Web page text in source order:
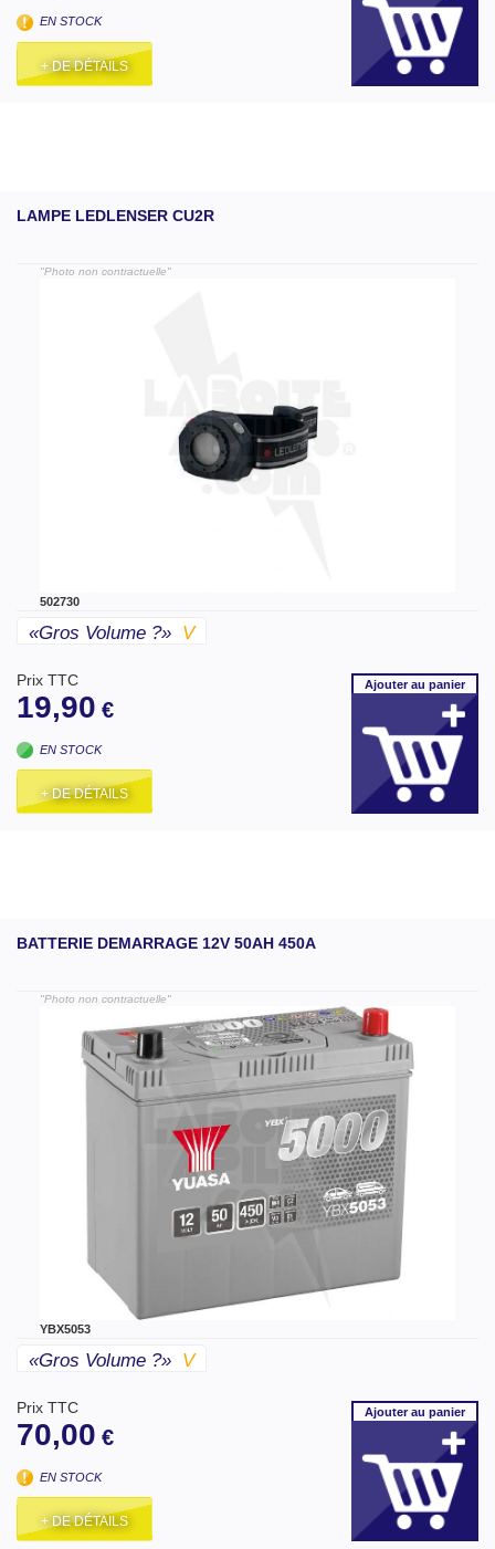
EN STOCK
+ DE DÉTAILS
LAMPE LEDLENSER CU2R
"Photo non contractuelle"
502730
«gros Volume ?» V
Prix TTC
19,90 €
EN STOCK
+ DE DÉTAILS
Ajouterau panier
BATTERIE DEMARRAGE 12V 50AH 450A
"Photo non contractuelle"
YBX5053
«gros Volume ?» V
Prix TTC
70,00 €
EN STOCK
+ DE DÉTAILS
Ajouterau panier